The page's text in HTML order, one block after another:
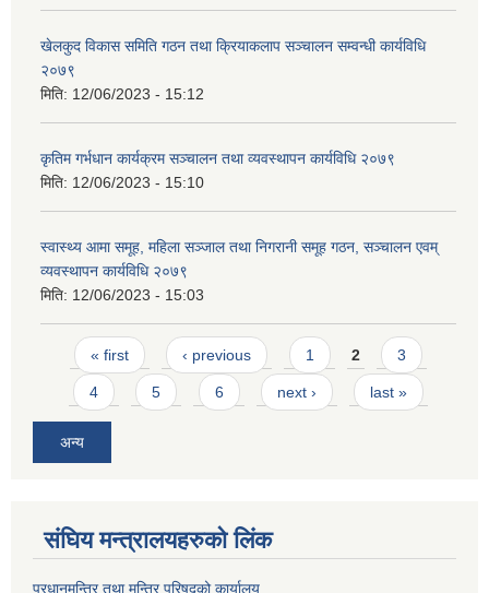
खेलकुद विकास समिति गठन तथा क्रियाकलाप सञ्चालन सम्वन्धी कार्यविधि
२०७९
मिति: 12/06/2023 - 15:12
कृतिम गर्भधान कार्यक्रम सञ्चालन तथा व्यवस्थापन कार्यविधि २०७९
मिति: 12/06/2023 - 15:10
स्वास्थ्य आमा समूह, महिला सञ्जाल तथा निगरानी समूह गठन, सञ्चालन एवम्
व्यवस्थापन कार्यविधि २०७९
मिति: 12/06/2023 - 15:03
Pages
« first ‹ previous 1 2 3
4 5 6 next › last »
अन्य
संघिय मन्त्र‍ालयहरुको लिंक
प्रधानमन्त्रि तथा मन्त्रि परिषदको कार्यालय